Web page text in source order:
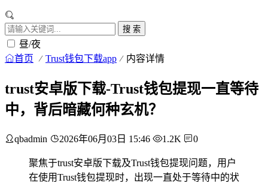
搜 索
昼/夜
首页 Trust钱包下载app 内容详情
trust安卓版下载-Trust钱包提现一直等待
中，背后暗藏何种玄机？
qbadmin 2026年06月03日 15:46 1.2K 0
聚焦于trust安卓版下载及Trust钱包提现问题，用户
在使用Trust钱包提现时，出现一直处于等待中的状